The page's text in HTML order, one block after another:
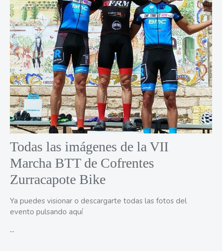
Todas las imágenes de la VII
Marcha BTT de Cofrentes
Zurracapote Bike
Ya puedes visionar o descargarte todas las fotos del
evento pulsando aquí
...